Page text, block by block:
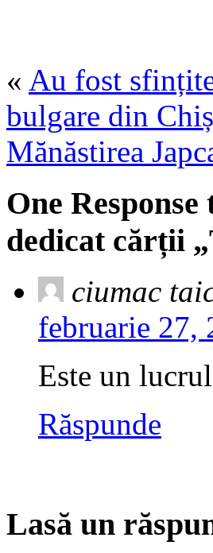
« Au fost
bulgare din
Mănăstirea
One
dedicat cărții
ciumac
februarie 27,
Este un
Răspunde
Lasă un